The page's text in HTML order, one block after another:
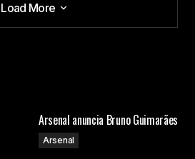
Load More
Load More
Arsenal anuncia Bruno Guimarães
Arsenal